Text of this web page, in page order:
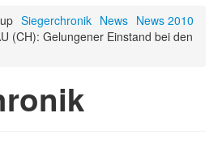
Siegerchronik News News 2010
(CH): Gelungener Einstand bei den